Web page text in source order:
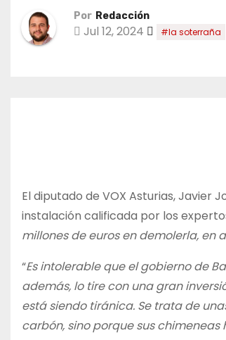
Por Redacción
Jul 12, 2024 #la soterraña
El diputado de VOX Asturias, Javier
instalación calificada por los
millones de euros en demolerla, en
“Es intolerable que el gobierno de
además, lo tire con una gran
está siendo tiránica. Se trata de
carbón, sino porque sus